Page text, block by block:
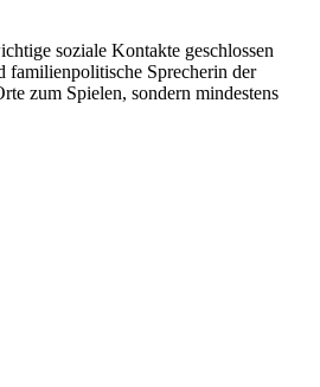
soziale Kontakte geschlossen
familienpolitische Sprecherin der
zum Spielen, sondern mindestens